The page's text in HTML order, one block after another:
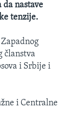
da nastave
tenzije.
članstva
i Srbije i
i Centralne